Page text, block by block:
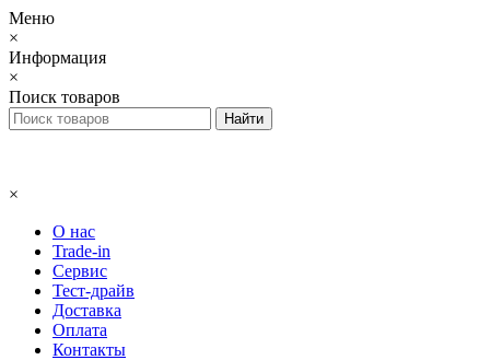
Меню
×
Информация
×
Поиск товаров
×
О нас
Trade-in
Сервис
Тест-драйв
Доставка
Оплата
Контакты